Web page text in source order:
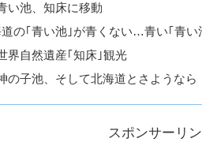
い池、知床に移動
の｢青い池｣が青くない…青い｢青い
界自然遺産｢知床｣観光
の子池、そして北海道とさようなら
スポンサーリ